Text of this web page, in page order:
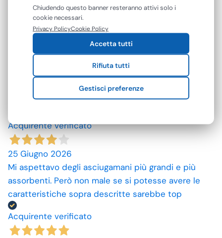
10 Luglio 2026
spedizione rapida, prodotti come da descrizione,
grazie. prezzi convenienti.
ottimo prodotto.
Acquirente verificato
25 Giugno 2026
Mi aspettavo degli asciugamani più grandi e più
assorbenti. Però non male se si potesse avere le
caratteristiche sopra descritte sarebbe top
Acquirente verificato
mostrarti contenuti e pubblicità personalizzati. Puoi
accettare tutti i cookie oppure gestire le tue
preferenze. Puoi modificare o revocare il consenso in
qualsiasi momento.
Chiudendo questo banner resteranno attivi solo i
cookie necessari.
Privacy PolicyCookie Policy
Accetta tutti
Rifiuta tutti
Gestisci preferenze